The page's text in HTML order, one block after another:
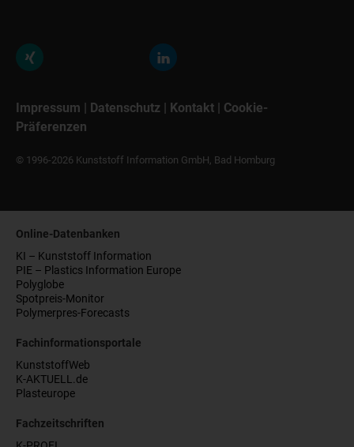
Impressum | Datenschutz | Kontakt | Cookie-
Präferenzen
© 1996-2026 Kunststoff Information GmbH, Bad Homburg
Online-Datenbanken
KI – Kunststoff Information
PIE – Plastics Information Europe
Polyglobe
Spotpreis-Monitor
Polymerpres-Forecasts
Fachinformationsportale
KunststoffWeb
K-AKTUELL.de
Plasteurope
Fachzeitschriften